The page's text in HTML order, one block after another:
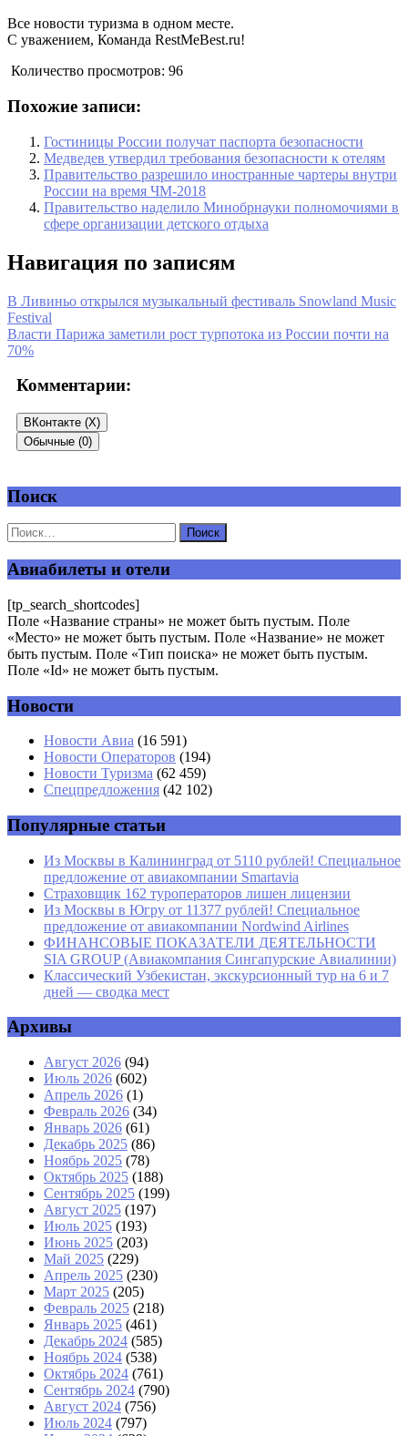
Все новости туризма в одном месте.
С уважением, Команда RestMeBest.ru!
Количество просмотров: 96
Похожие записи:
Гостиницы России получат паспорта безопасности
Медведев утвердил требования безопасности к отелям
Правительство разрешило иностранные чартеры внутри
России на время ЧМ-2018
Правительство наделило Минобрнауки полномочиями в
сфере организации детского отдыха
Навигация по записям
В Ливиньо открылся музыкальный фестиваль Snowland Music
Festival
Власти Парижа заметили рост турпотока из России почти на
70%
Комментарии:
ВКонтакте (X)
Обычные (0)
Добавить комментарий
Ваш адрес email не будет опубликован.
Имя *
Email*
Поиск
Авиабилеты и отели
[tp_search_shortcodes]
Поле «Название страны» не может быть пустым. Поле
«Место» не может быть пустым. Поле «Название» не может
быть пустым. Поле «Тип поиска» не может быть пустым.
Поле «Id» не может быть пустым.
Новости
Новости Авиа (16 591)
Новости Операторов (194)
Новости Туризма (62 459)
Спецпредложения (42 102)
Популярные статьи
Из Москвы в Калининград от 5110 рублей! Специальное
предложение от авиакомпании Smartavia
Страховщик 162 туроператоров лишен лицензии
Из Москвы в Югру от 11377 рублей! Специальное
предложение от авиакомпании Nordwind Airlines
ФИНАНСОВЫЕ ПОКАЗАТЕЛИ ДЕЯТЕЛЬНОСТИ
SIA GROUP (Авиакомпания Сингапурские Авиалинии)
Классический Узбекистан, экскурсионный тур на 6 и 7
дней — сводка мест
Архивы
Август 2026 (94)
Июль 2026 (602)
Апрель 2026 (1)
Февраль 2026 (34)
Январь 2026 (61)
Декабрь 2025 (86)
Ноябрь 2025 (78)
Октябрь 2025 (188)
Сентябрь 2025 (199)
Август 2025 (197)
Июль 2025 (193)
Июнь 2025 (203)
Май 2025 (229)
Апрель 2025 (230)
Март 2025 (205)
Февраль 2025 (218)
Январь 2025 (461)
Декабрь 2024 (585)
Ноябрь 2024 (538)
Октябрь 2024 (761)
Сентябрь 2024 (790)
Август 2024 (756)
Июль 2024 (797)